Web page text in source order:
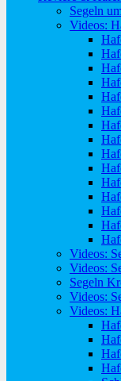
Segeln
Videos:
Videos:
Videos:
Segeln
Videos:
Videos: